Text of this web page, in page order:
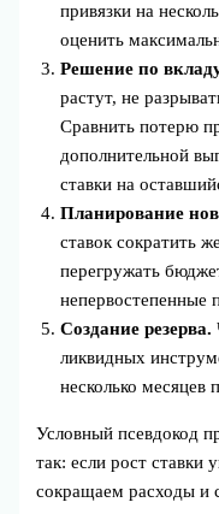
привязки на
оценить
Решение по
растут, не
Сравнить потерю
дополнительной
ставки на
Планирование
ставок сократить
перегружать
непервостепенные
Создание резерва.
ликвидных
несколько месяцев
Условный псевдокод
так: если рост ставки
сокращаем расходы и